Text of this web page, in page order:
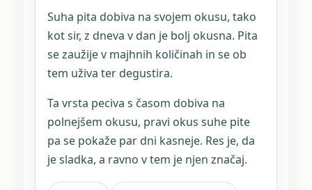
Suha pita dobiva na svojem okusu, tako
kot sir, z dneva v dan je bolj okusna. Pita
se zaužije v majhnih količinah in se ob
tem uživa ter degustira.
Ta vrsta peciva s časom dobiva na
polnejšem okusu, pravi okus suhe pite
pa se pokaže par dni kasneje. Res je, da
je sladka, a ravno v tem je njen značaj.